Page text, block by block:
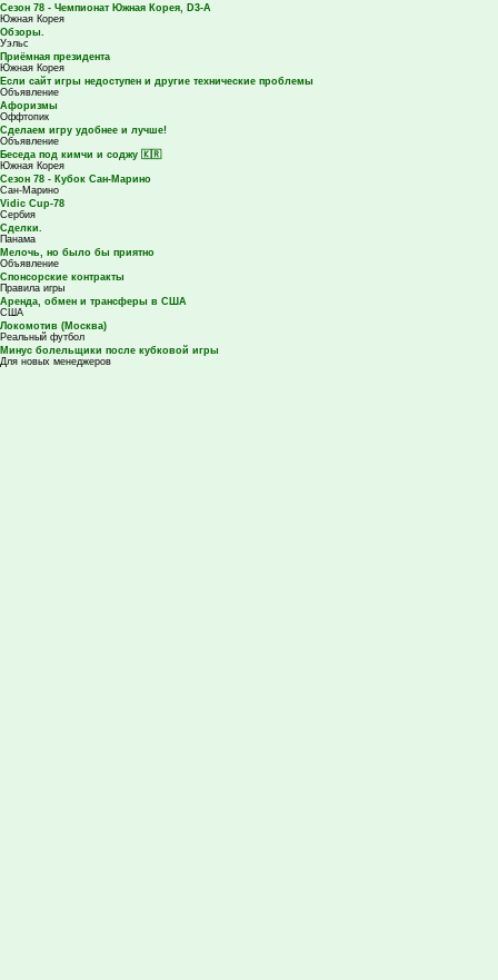
Сезон 78 - Чемпионат Южная Корея, D3-A
Южная Корея
Обзоры.
Уэльс
Приёмная президента
Южная Корея
Если сайт игры недоступен и другие технические проблемы
Объявление
Афоризмы
Оффтопик
Сделаем игру удобнее и лучше!
Объявление
Беседа под кимчи и соджу 🇰🇷
Южная Корея
Сезон 78 - Кубок Сан-Марино
Сан-Марино
Vidic Cup-78
Сербия
Сделки.
Панама
Мелочь, но было бы приятно
Объявление
Спонсорские контракты
Правила игры
Аренда, обмен и трансферы в США
США
Локомотив (Москва)
Реальный футбол
Минус болельщики после кубковой игры
Для новых менеджеров